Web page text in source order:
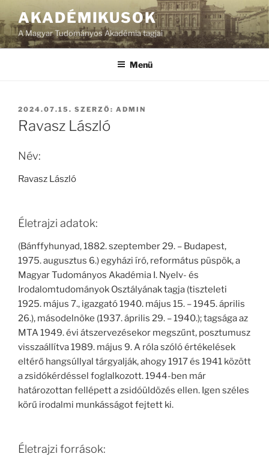
AKADÉMIKUSOK
A Magyar Tudományos Akadémia tagjai
Menü
BEKÜLDVE:
2024.07.15. SZERZŐ: ADMIN
Ravasz László
Név:
Ravasz László
Életrajzi adatok:
(Bánffyhunyad, 1882. szeptember 29. – Budapest,
1975. augusztus 6.) egyházi író, református püspök, a
Magyar Tudományos Akadémia I. Nyelv- és
Irodalomtudományok Osztályának tagja (tiszteleti
1925. május 7., igazgató 1940. május 15. – 1945. április
26.), másodelnöke (1937. április 29. – 1940.); tagsága az
MTA 1949. évi átszervezésekor megszűnt, posztumusz
visszaállítva 1989. május 9. A róla szóló értékelések
eltérő hangsúllyal tárgyalják, ahogy 1917 és 1941 között
a zsidókérdéssel foglalkozott. 1944-ben már
határozottan fellépett a zsidóüldözés ellen. Igen széles
körű irodalmi munkásságot fejtett ki.
Életrajzi források: